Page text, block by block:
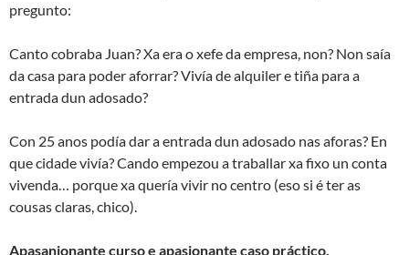
pregunto:
Canto cobraba Juan? Xa era o xefe da empresa, non? Non saía
da casa para poder aforrar? Vivía de alquiler e tiña para a
entrada dun adosado?
Con 25 anos podía dar a entrada dun adosado nas aforas? En
que cidade vivía?Cando empezou a traballar xa fixo un conta
vivenda… porque xa quería vivir no centro (eso si é ter as
cousas claras, chico).
Apasanionante curso e apasionante caso práctico.